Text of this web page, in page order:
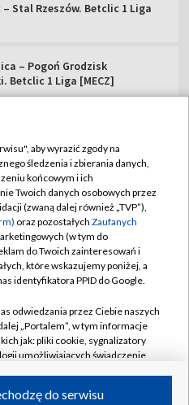
Stal Rzeszów. Betclic 1 Liga
– Pogoń Grodzisk
Betclic 1 Liga [MECZ]
TVP
TVP
TVP
Reklamy
Handlowa
w TVP
przetargowe
Telewizyjna
TVP
prywatności
zgody
reklamy
Akcyjna w likwidacji
aby wyrazić zgody na
śledzenia i zbierania danych,
końcowym i ich
Twoich danych osobowych przez
(zwaną dalej również „TVP”),
oraz pozostałych Zaufanych
(w tym do
do Twoich zainteresowań i
które wskazujemy poniżej, a
identyfikatora PPID do Google.
odwiedzania przez Ciebie naszych
„Portalem”, w tym informacje
jak: pliki cookie, sygnalizatory
umożliwiających świadczenie
do serwisu